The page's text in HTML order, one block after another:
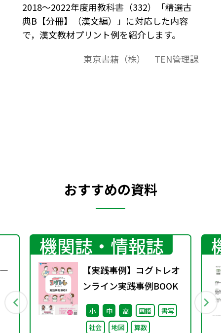
2018～2022年度用教科書（332）「精選古
典B【分冊】（漢文編）」に対応した内容
で，漢文教材プリント例を紹介します。
東京書籍（株） TEN管理課
おすすめの資料
―
機関誌・情報誌
【実践事例】コグトレオ
ンライン実践事例BOOK
小 中 高 国語
書写
社会
地図 算数